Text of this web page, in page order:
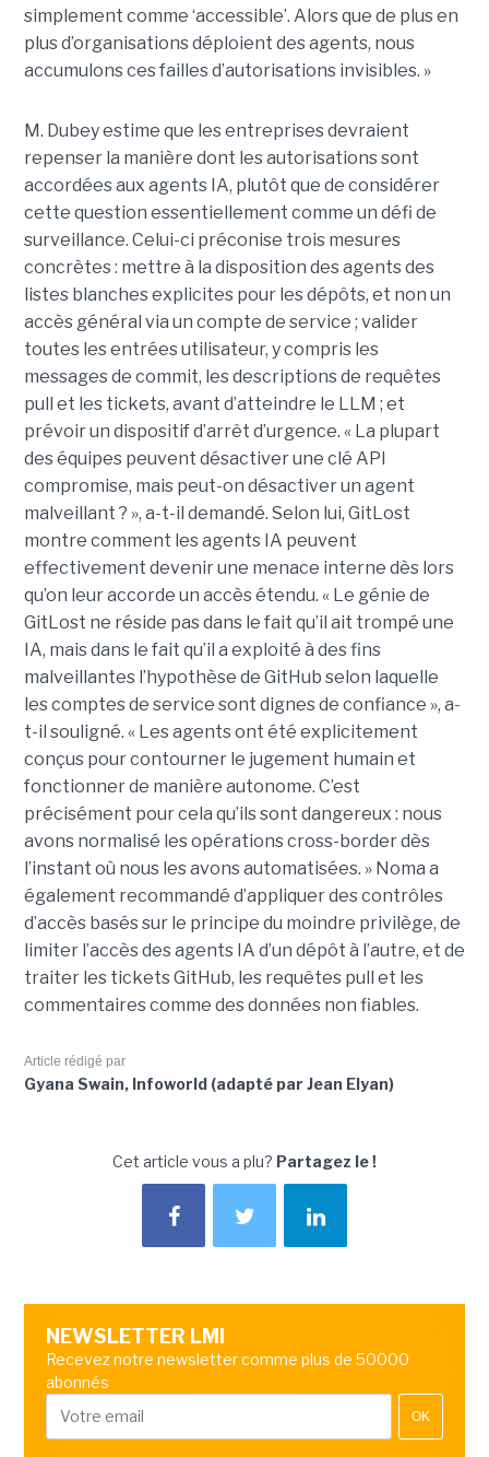
simplement comme ‘accessible’. Alors que de plus en
plus d’organisations déploient des agents, nous
accumulons ces failles d’autorisations invisibles. »
M. Dubey estime que les entreprises devraient
repenser la manière dont les autorisations sont
accordées aux agents IA, plutôt que de considérer
cette question essentiellement comme un défi de
surveillance. Celui-ci préconise trois mesures
concrètes : mettre à la disposition des agents des
listes blanches explicites pour les dépôts, et non un
accès général via un compte de service ; valider
toutes les entrées utilisateur, y compris les
messages de commit, les descriptions de requêtes
pull et les tickets, avant d’atteindre le LLM ; et
prévoir un dispositif d’arrêt d’urgence. « La plupart
des équipes peuvent désactiver une clé API
compromise, mais peut-on désactiver un agent
malveillant ? », a-t-il demandé. Selon lui, GitLost
montre comment les agents IA peuvent
effectivement devenir une menace interne dès lors
qu’on leur accorde un accès étendu. « Le génie de
GitLost ne réside pas dans le fait qu’il ait trompé une
IA, mais dans le fait qu’il a exploité à des fins
malveillantes l’hypothèse de GitHub selon laquelle
les comptes de service sont dignes de confiance », a-
t-il souligné. « Les agents ont été explicitement
conçus pour contourner le jugement humain et
fonctionner de manière autonome. C’est
précisément pour cela qu’ils sont dangereux : nous
avons normalisé les opérations cross-border dès
l’instant où nous les avons automatisées. » Noma a
également recommandé d’appliquer des contrôles
d’accès basés sur le principe du moindre privilège, de
limiter l’accès des agents IA d’un dépôt à l’autre, et de
traiter les tickets GitHub, les requêtes pull et les
commentaires comme des données non fiables.
Article rédigé par
Gyana Swain, Infoworld (adapté par Jean Elyan)
Cet article vous a plu? Partagez le !
NEWSLETTER LMI
Recevez notre newsletter comme plus de 50000
abonnés
OK